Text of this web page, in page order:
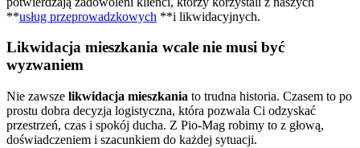
**usług przeprowadzkowych **i likwidacyjnych.
Likwidacja mieszkania wcale nie musi być
wyzwaniem
Nie zawsze likwidacja mieszkania to trudna historia. Czasem to po
prostu dobra decyzja logistyczna, która pozwala Ci odzyskać
przestrzeń, czas i spokój ducha. Z Pio-Mag robimy to z głową,
doświadczeniem i szacunkiem do każdej sytuacji.